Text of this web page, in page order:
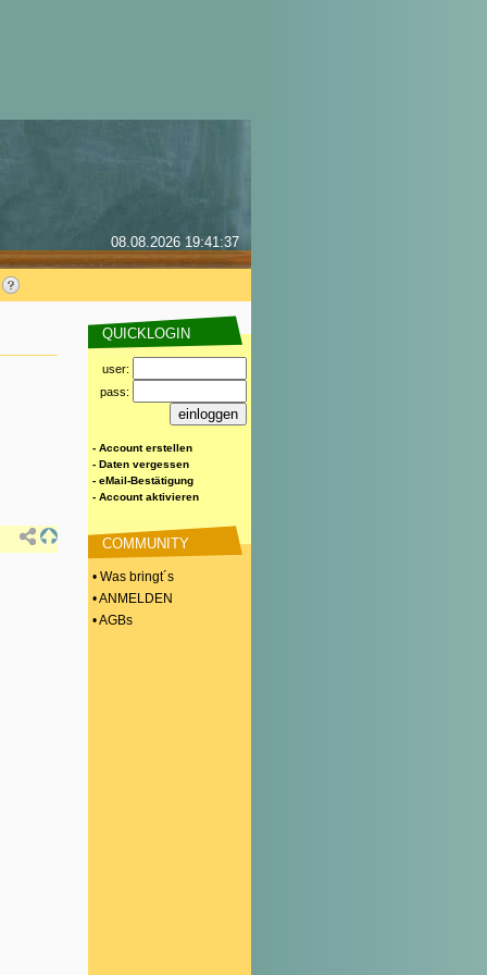
08.08.2026 19:41:37
QUICKLOGIN
user:
pass:
- Account erstellen
- Daten vergessen
- eMail-Bestätigung
- Account aktivieren
COMMUNITY
• Was bringt´s
• ANMELDEN
• AGBs